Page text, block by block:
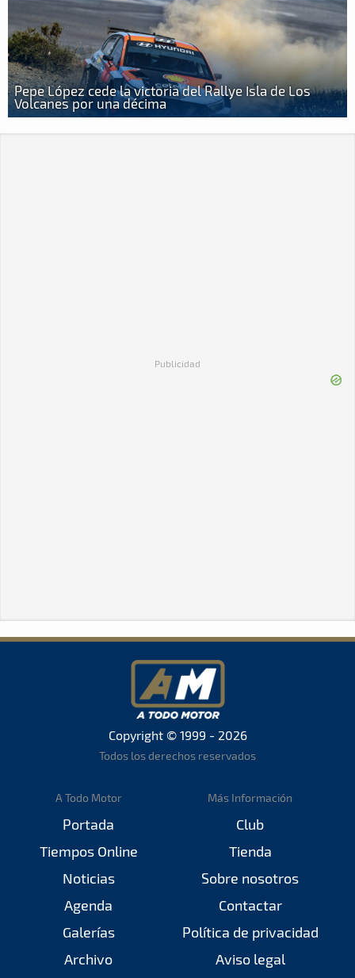
Pepe López cede la victoria del Rallye Isla de Los
Volcanes por una décima
Publicidad
Copyright © 1999 - 2026
Todos los derechos reservados
A Todo Motor
Portada
Tiempos Online
Noticias
Agenda
Galerías
Archivo
Más Información
Club
Tienda
Sobre nosotros
Contactar
Política de privacidad
Aviso legal